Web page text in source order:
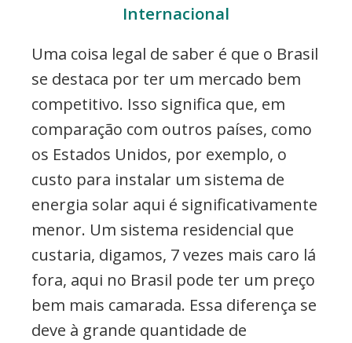
Internacional
Uma coisa legal de saber é que o Brasil
se destaca por ter um mercado bem
competitivo. Isso significa que, em
comparação com outros países, como
os Estados Unidos, por exemplo, o
custo para instalar um sistema de
energia solar aqui é significativamente
menor. Um sistema residencial que
custaria, digamos, 7 vezes mais caro lá
fora, aqui no Brasil pode ter um preço
bem mais camarada. Essa diferença se
deve à grande quantidade de